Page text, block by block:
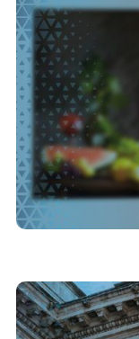
Por que
hoje – e não
26/5/2025
Políticas de
transformação